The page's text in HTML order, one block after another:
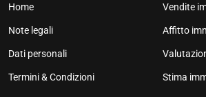
Home
Note legali
Dati personali
Termini & Condizioni
Vendite
Affitto
Stima